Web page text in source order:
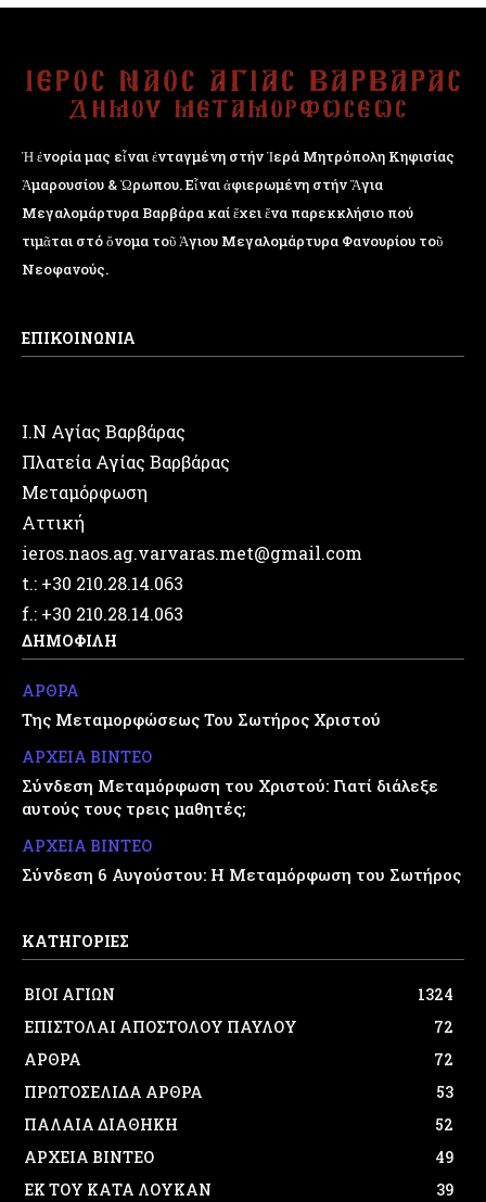
Ἡ ἐνορία μας εἶναι ἐνταγμένη στήν Ἱερά Μητρόπολη Κηφισίας
Ἁμαρουσίου & Ὠρωπου. Εἶναι ἀφιερωμένη στήν Ἅγια
Μεγαλομάρτυρα Βαρβάρα καί ἔχει ἕνα παρεκκλήσιο πού
τιμᾶται στό ὄνομα τοῦ Ἁγιου Μεγαλομάρτυρα Φανουρίου τοῦ
Νεοφανούς.
ΕΠΙΚΟΙΝΩΝΙΑ
Ι.Ν Αγίας Βαρβάρας
Πλατεία Αγίας Βαρβάρας
Μεταμόρφωση
Αττική
ieros.naos.ag.varvaras.met@gmail.com
t.: +30 210.28.14.063
f.: +30 210.28.14.063
ΔΗΜΟΦΙΛΗ
ΑΡΘΡΑ
Της Μεταμορφώσεως Του Σωτήρος Χριστού
ΑΡΧΕΙΑ ΒΙΝΤΕΟ
Σύνδεση Μεταμόρφωση του Χριστού: Γιατί διάλεξε
αυτούς τους τρεις μαθητές;
ΑΡΧΕΙΑ ΒΙΝΤΕΟ
Σύνδεση 6 Αυγούστου: Η Μεταμόρφωση του Σωτήρος
ΚΑΤΗΓΟΡΙΕΣ
ΒΙΟΙ ΑΓΙΩΝ
1324
ΕΠΙΣΤΟΛΑΙ ΑΠΟΣΤΟΛΟΥ ΠΑΥΛΟΥ
72
ΑΡΘΡΑ
72
ΠΡΩΤΟΣΕΛΙΔΑ ΑΡΘΡΑ
53
ΠΑΛΑΙΑ ΔΙΑΘΗΚΗ
52
ΑΡΧΕΙΑ ΒΙΝΤΕΟ
49
ΕΚ ΤΟΥ ΚΑΤΑ ΛΟΥΚΑΝ
39